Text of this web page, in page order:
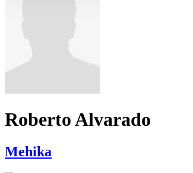
Roberto Alvarado
Mehika